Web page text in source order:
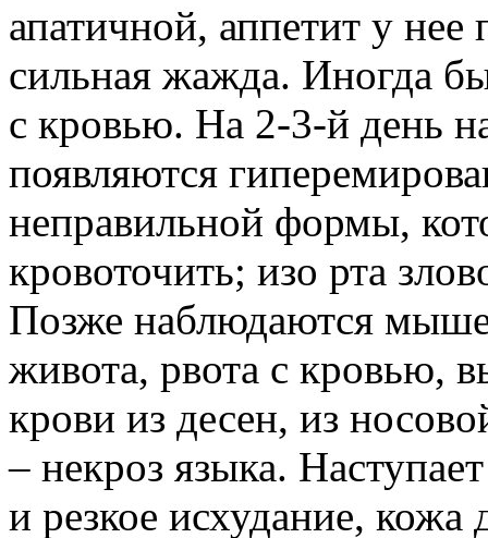
апатичной, аппетит у
сильная жажда. Иногда
с кровью. На 2-3-й день
появляются
неправильной формы,
кровоточить; изо рта
Позже наблюдаются
живота, рвота с кровью,
крови из десен, из
– некроз языка.
и резкое исхудание, кожа